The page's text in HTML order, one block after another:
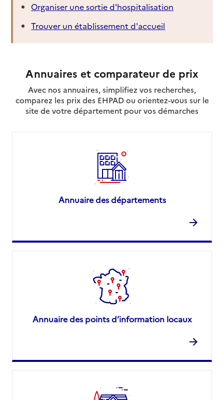
Organiser une sortie d'hospitalisation
Trouver un établissement d'accueil
Annuaires et comparateur de prix
Avec nos annuaires, simplifiez vos recherches,
comparez les prix des EHPAD ou orientez-vous sur le
site de votre département pour vos démarches
Annuaire des départements
Annuaire des points d’information locaux